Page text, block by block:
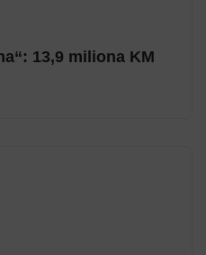
13,9 miliona KM